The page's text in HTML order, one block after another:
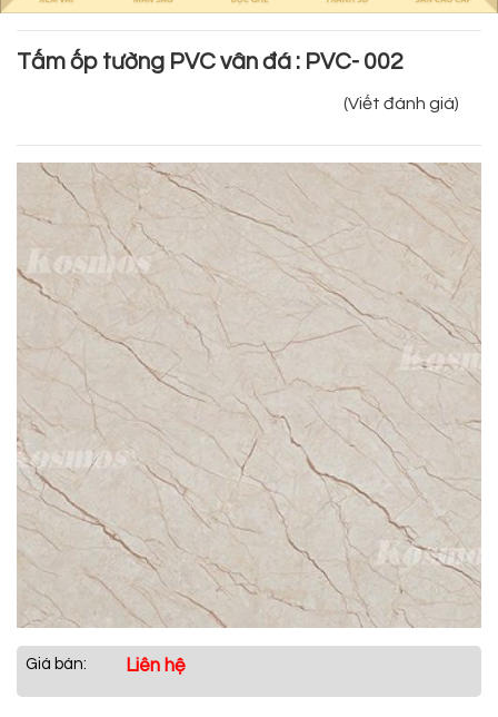
Tấm ốp tường PVC vân đá : PVC- 002
(Viết đánh giá)
Giá bán: Liên hệ